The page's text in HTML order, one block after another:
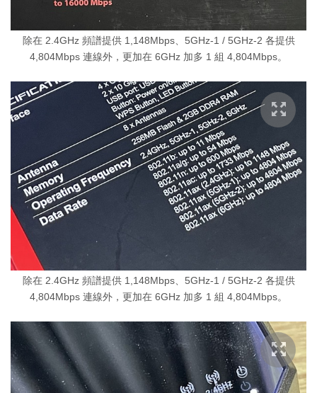
除在 2.4GHz 頻譜提供 1,148Mbps、5GHz-1 / 5GHz-2 各提供
4,804Mbps 連線外，更加在 6GHz 加多 1 組 4,804Mbps。
除在 2.4GHz 頻譜提供 1,148Mbps、5GHz-1 / 5GHz-2 各提供
4,804Mbps 連線外，更加在 6GHz 加多 1 組 4,804Mbps。